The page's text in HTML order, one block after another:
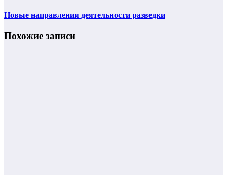
Новые направления деятельности разведки
Похожие записи